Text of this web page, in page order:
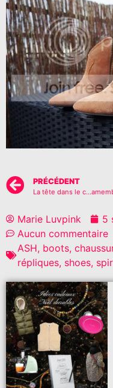
PRÉCÉDENT
La tête dans le
Marie Luvpink 5
Aucun commentaire
ASH, boots,
répliques, shoes,